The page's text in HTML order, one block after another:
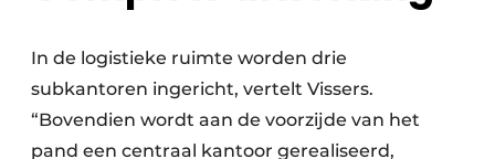
In de logistieke ruimte worden drie
subkantoren ingericht, vertelt Vissers.
“Bovendien wordt aan de voorzijde van het
pand een centraal kantoor gerealiseerd,